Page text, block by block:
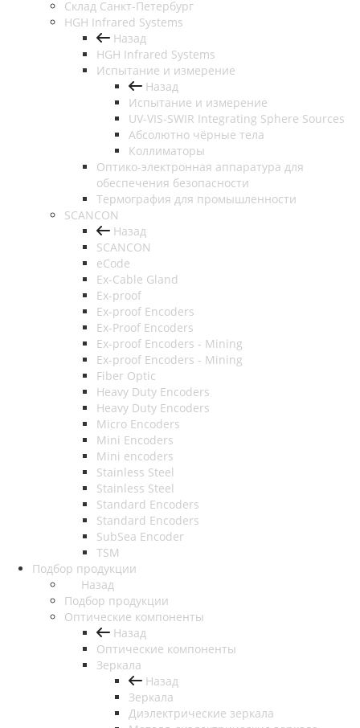
Cклад Санкт-Петербург
HGH Infrared Systems
Назад
HGH Infrared Systems
Испытание и измерение
Назад
Испытание и измерение
UV-VIS-SWIR Integrating Sphere Sources
Абсолютно чёрные тела
Коллиматоры
Оптико-электронная аппаратура для
обеспечения безопасности
Термография для промышленности
SCANCON
Назад
SCANCON
eCode
Ex-Cable Gland
Ex-proof
Ex-proof Encoders
Ex-Proof Encoders
Ex-proof Encoders - Mining
Ex-proof Encoders - Mining
Fiber Optic
Heavy Duty Encoders
Heavy Duty Encoders
Micro Encoders
Mini Encoders
Mini encoders
Stainless Steel
Stainless Steel
Standard Encoders
Standard Encoders
SubSea Encoder
TSM
Подбор продукции
Назад
Подбор продукции
Оптические компоненты
Назад
Оптические компоненты
Зеркала
Назад
Зеркала
Диэлектрические зеркала